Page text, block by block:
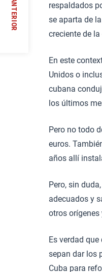
respaldados
se aparta de
creciente de
En este
Unidos o
cubana
los últimos
Pero no todo
euros.
años allí
Pero, sin
adecuados y
otros orígenes
Es verdad
sepan dar los
Cuba para
ANTERIOR